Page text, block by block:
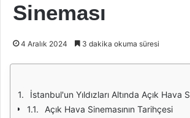
Sineması
4 Aralık 2024 3 dakika okuma süresi
İstanbul'un Yıldızları Altında Açık Hava
Açık Hava Sinemasının Tarihçesi